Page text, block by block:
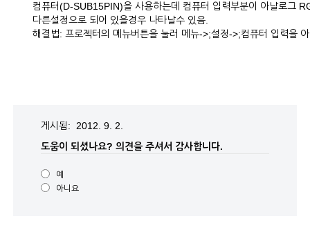
컴퓨터(D-SUB15PIN)을 사용하는데 컴퓨터 입력부분이 아날로그
다른설정으로 되어 있을경우 나타날수 있음.
해결법: 프로젝터의 메뉴버튼을 눌러 메뉴->;설정->;컴퓨터 입력을
게시됨: 2012. 9. 2.
도움이 되셨나요? 의견을 주셔서 감사합니다.
예
아니요